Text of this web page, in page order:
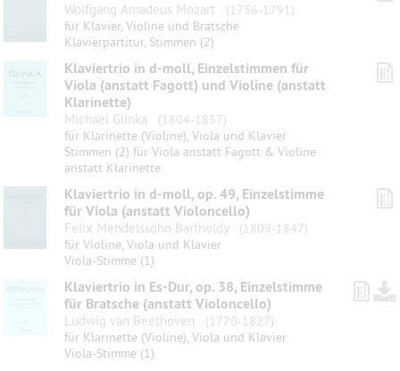
Wolfgang Amadeus Mozart
(1756-1791)
für Klavier, Violine und Bratsche
Klavierpartitur, Stimmen (2)
Klaviertrio in d-moll, Einzelstimmen für
Viola (anstatt Fagott) und Violine (anstatt
Klarinette)
Michael Glinka
(1804-1857)
für Klarinette (Violine), Viola und Klavier
Stimmen (2) für Viola anstatt Fagott & Violine
anstatt Klarinette
Klaviertrio in d-moll, op. 49, Einzelstimme
für Viola (anstatt Violoncello)
Felix Mendelssohn Bartholdy
(1809-1847)
für Violine, Viola und Klavier
Viola-Stimme (1)
Klaviertrio in Es-Dur, op. 38, Einzelstimme
für Bratsche (anstatt Violoncello)
Ludwig van Beethoven
(1770-1827)
für Klarinette (Violine), Viola und Klavier
Viola-Stimme (1)